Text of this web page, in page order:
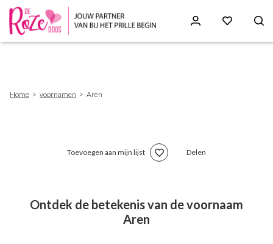
Home voornamen Aren
Toevoegen aan mijn lijst Delen
Ontdek de betekenis van de voornaam
Aren